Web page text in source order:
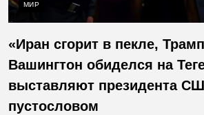
МИР
«Иран сгорит в пекле,
Вашингтон обиделся на
выставляют президента
пустословом